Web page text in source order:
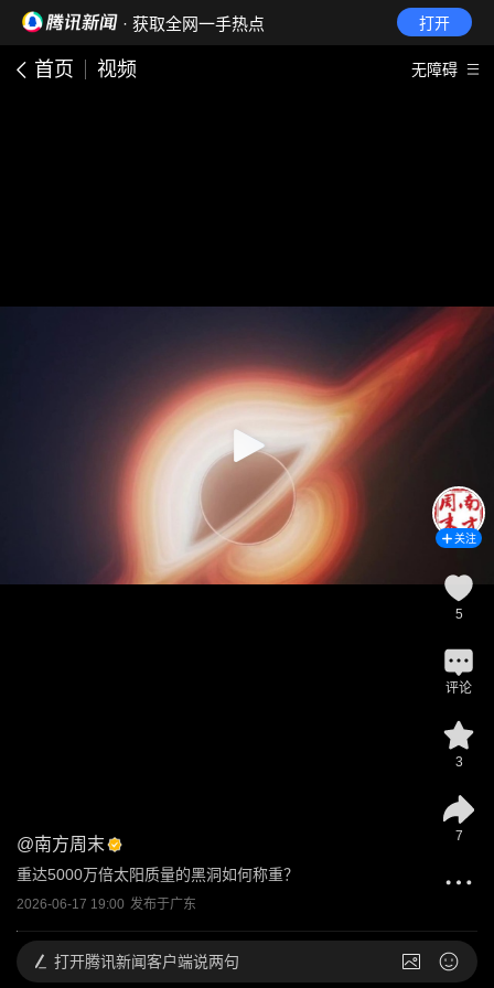
· 获取全网一手热点 打开
首页 视频 无障碍
@南方周末
重达5000万倍太阳质量的黑洞如何称重？
2026-06-17 19:00 发布于广东
关注
5
评论
3
7
打开腾讯新闻客户端说两句